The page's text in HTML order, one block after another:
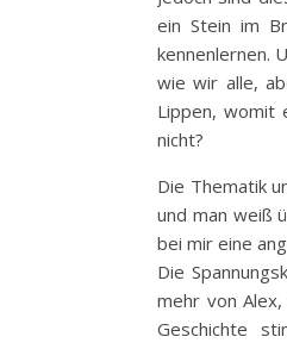
ein Stein im
kennenlernen.
wie wir alle,
Lippen, womit
nicht?
Die Thematik
und man weiß
bei mir eine
Die
mehr von
Geschichte